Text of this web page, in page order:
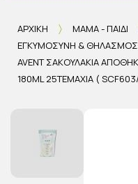
ΑΡΧΙΚΉ
ΜΑΜΆ - ΠΑΙΔΊ
ΕΓΚΥΜΟΣΎΝΗ & ΘΗΛΑΣΜΌΣ
AVENT ΣΑΚΟΥΛΆΚΙΑ
180ML 25ΤΕΜΆΧΙΑ (